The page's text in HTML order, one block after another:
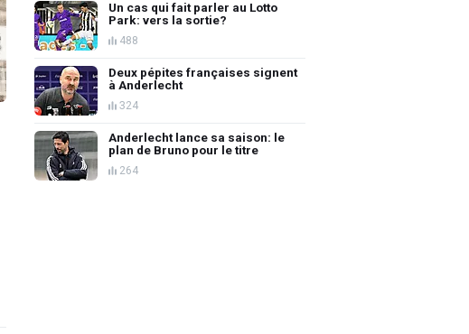
Un cas qui fait parler au Lotto
Park: vers la sortie?
488
Deux pépites françaises signent
à Anderlecht
324
Anderlecht lance sa saison: le
plan de Bruno pour le titre
264